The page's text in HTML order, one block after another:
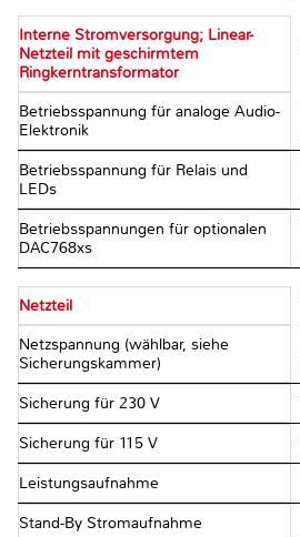
Interne Stromversorgung; Linear-
Netzteil mit geschirmtem
Ringkerntransformator
Betriebsspannung für analoge Audio-
Elektronik
Betriebsspannung für Relais und
LEDs
Betriebsspannungen für optionalen
DAC768xs
Netzteil
Netzspannung (wählbar, siehe
Sicherungskammer)
Sicherung für 230 V
Sicherung für 115 V
Leistungsaufnahme
Stand-By Stromaufnahme